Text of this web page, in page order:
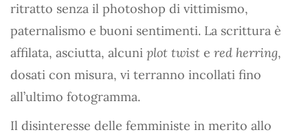
ritratto senza il photoshop di vittimismo,
paternalismo e buoni sentimenti. La scrittura è
affilata, asciutta, alcuni plot twist e red herring,
dosati con misura, vi terranno incollati fino
all’ultimo fotogramma.
Il disinteresse delle femministe in merito allo